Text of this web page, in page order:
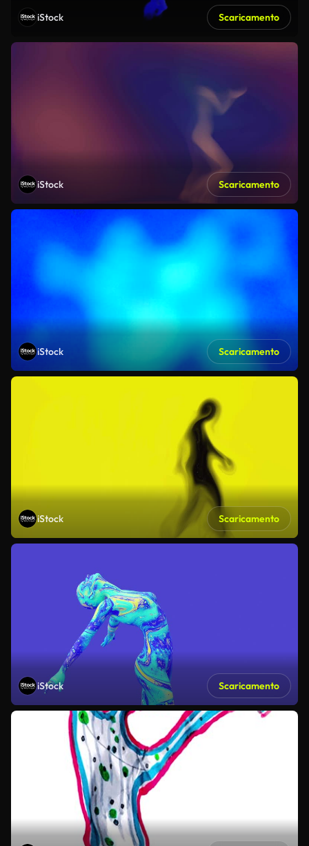
iStock Scaricamento
iStock Scaricamento
iStock Scaricamento
iStock Scaricamento
iStock Scaricamento